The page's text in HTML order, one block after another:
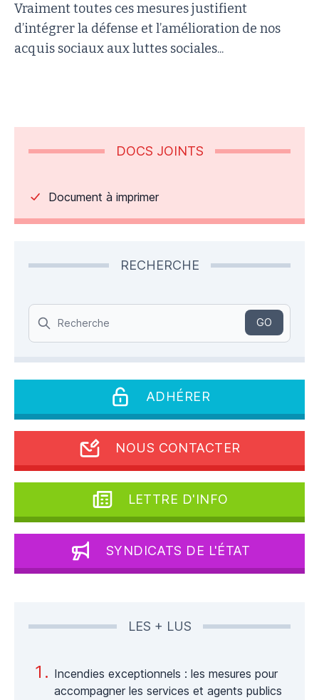
Vraiment toutes ces mesures justifient
d’intégrer la défense et l’amélioration de nos
acquis sociaux aux luttes sociales...
DOCS JOINTS
Document à imprimer
RECHERCHE
Search
GO
ADHÉRER
NOUS CONTACTER
LETTRE D'INFO
SYNDICATS DE L'ÉTAT
LES + LUS
Incendies exceptionnels : les mesures pour
accompagner les services et agents publics